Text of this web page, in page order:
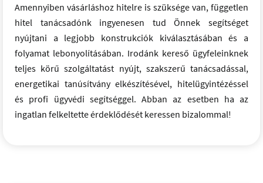
Amennyiben vásárláshoz hitelre is szüksége van, független
hitel tanácsadónk ingyenesen tud Önnek segítséget
nyújtani a legjobb konstrukciók kiválasztásában és a
folyamat lebonyolításában. Irodánk kereső ügyfeleinknek
teljes körű szolgáltatást nyújt, szakszerű tanácsadással,
energetikai tanúsítvány elkészítésével, hitelügyintézéssel
és profi ügyvédi segítséggel. Abban az esetben ha az
ingatlan felkeltette érdeklődését keressen bizalommal!